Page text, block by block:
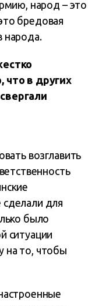
народ – это
бредовая
народа.
что в других
возглавить
для
было
ситуации
на то, чтобы